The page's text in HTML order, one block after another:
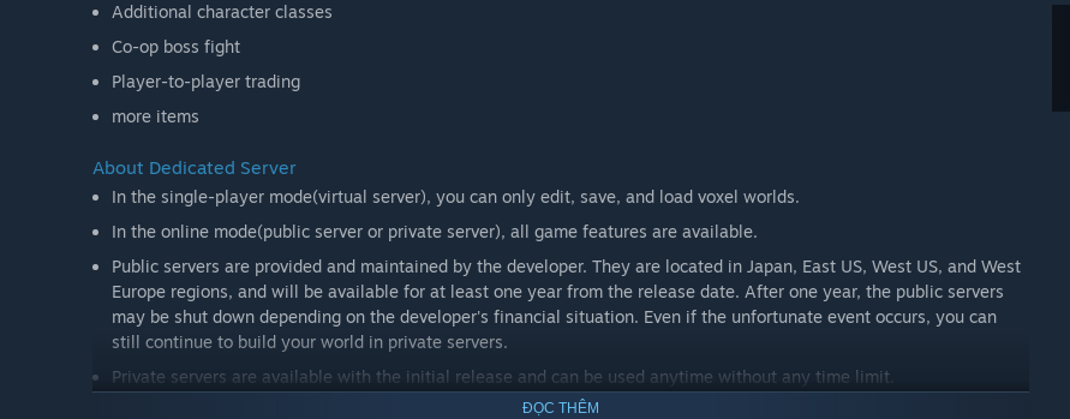
Additional character classes
Co-op boss fight
Player-to-player trading
more items
About Dedicated Server
In the single-player mode(virtual server), you can only edit, save, and load voxel worlds.
In the online mode(public server or private server), all game features are available.
Public servers are provided and maintained by the developer. They are located in Japan, East US, West US, and West
Europe regions, and will be available for at least one year from the release date. After one year, the public servers
may be shut down depending on the developer's financial situation. Even if the unfortunate event occurs, you can
still continue to build your world in private servers.
Private servers are available with the initial release and can be used anytime without any time limit.
ĐỌC THÊM